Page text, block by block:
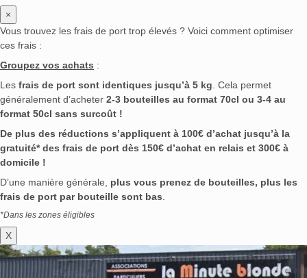
×
Vous trouvez les frais de port trop élevés ? Voici comment optimiser
ces frais :
Groupez vos achats :
Les frais de port sont identiques jusqu’à 5 kg . Cela permet
généralement d’acheter 2-3 bouteilles au format 70cl ou 3-4 au
format 50cl sans surcoût !
De plus des réductions s’appliquent à 100€ d’achat jusqu’à la
gratuité* des frais de port dès 150€ d’achat en relais et 300€ à
domicile !
D’une manière générale, plus vous prenez de bouteilles, plus les
frais de port par bouteille sont bas
*Dans les zones éligibles
X